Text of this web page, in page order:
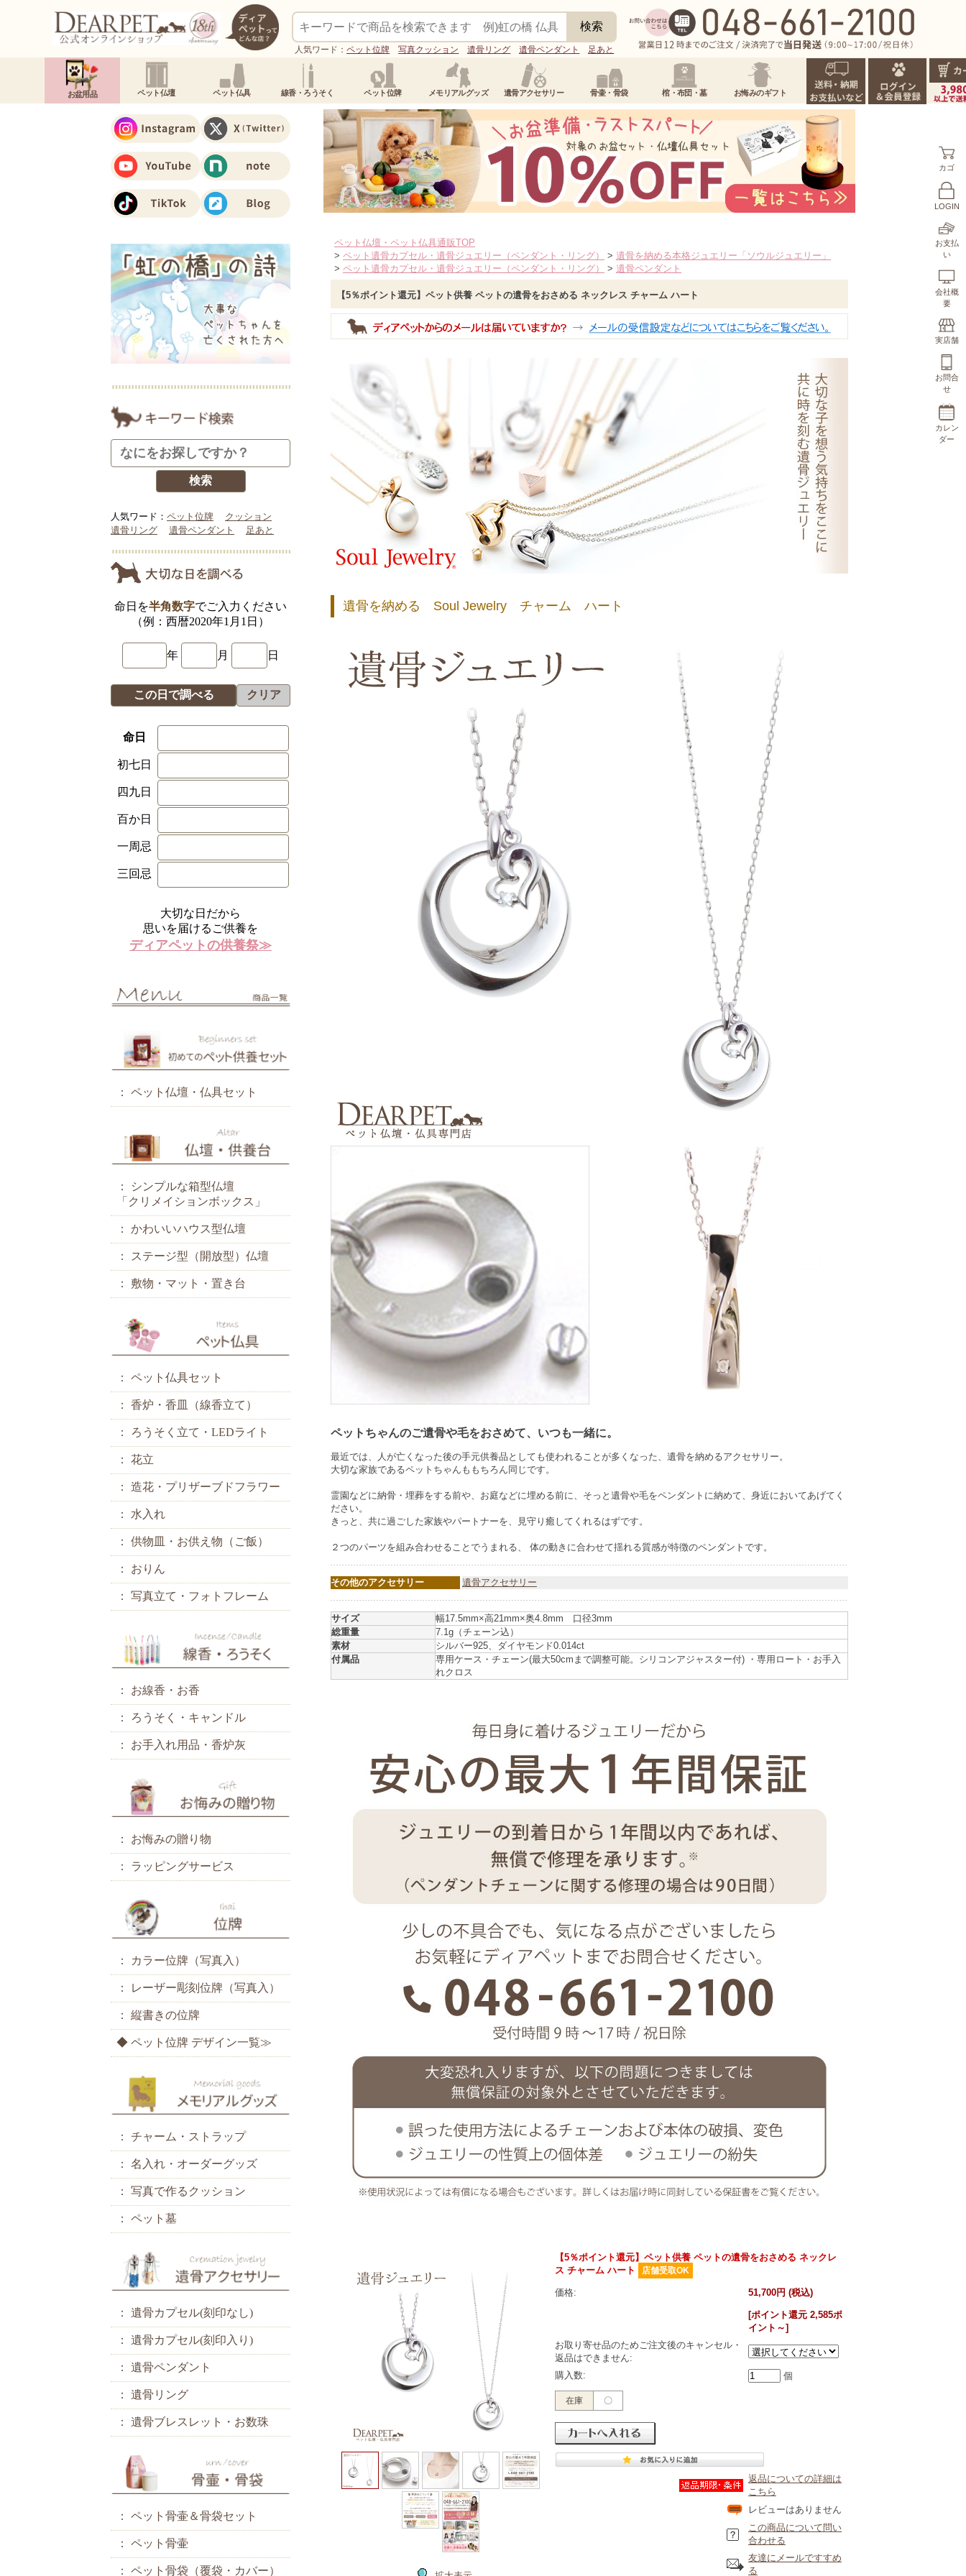
人気ワード：ペット位牌 写真クッション 遺骨リング 遺骨ペンダント 足あと
お盆用品 ペット仏壇 ペット仏具 線香・ろうそく ペット位牌 メモリアルグッズ 遺骨アクセサリー 骨壷・骨袋 棺・布団・墓 お悔みのギフト
カゴ
LOGIN
お支払
い
会社概
要
実店舗
お問合
せ
カレン
ダー
ペット仏壇・ペット仏具通販TOP
> ペット遺骨カプセル・遺骨ジュエリー（ペンダント・リング） > 遺骨を納める本格ジュエリー「ソウルジュエリー」
> ペット遺骨カプセル・遺骨ジュエリー（ペンダント・リング） > 遺骨ペンダント
【5％ポイント還元】ペット供養 ペットの遺骨をおさめる ネックレス チャーム ハート
遺骨を納める Soul Jewelry チャーム ハート
ペットちゃんのご遺骨や毛をおさめて、いつも一緒に。
最近では、人が亡くなった後の手元供養品としても使われることが多くなった、遺骨を納めるアクセサリー。
大切な家族であるペットちゃんももちろん同じです。
霊園などに納骨・埋葬をする前や、お庭などに埋める前に、そっと遺骨や毛をペンダントに納めて、身近においてあげてく
ださい。
きっと、共に過ごした家族やパートナーを、見守り癒してくれるはずです。
２つのパーツを組み合わせることでうまれる、 体の動きに合わせて揺れる質感が特徴のペンダントです。
その他のアクセサリー 遺骨アクセサリー
サイズ
幅17.5mm×高21mm×奥4.8mm 口径3mm
総重量
7.1g（チェーン込）
素材
シルバー925、ダイヤモンド0.014ct
付属品
専用ケース・チェーン(最大50cmまで調整可能。シリコンアジャスター付) ・専用ロート・お手入
れクロス
【5％ポイント還元】ペット供養 ペットの遺骨をおさめる ネックレ
ス チャーム ハート
店舗受取OK
価格: 51,700円 (税込)
[ポイント還元 2,585ポ
イント～]
お取り寄せ品のためご注文後のキャンセル・
返品はできません:
購入数:
個
在庫 〇
返品についての詳細は
こちら
レビューはありません
この商品について問い
合わせる
友達にメールですすめ
る